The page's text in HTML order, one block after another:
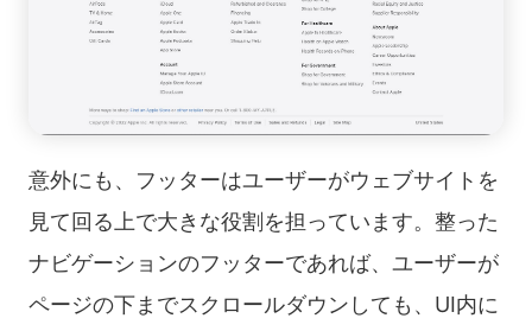
意外にも、フッターはユーザーがウェブサイトを
見て回る上で大きな役割を担っています。整った
ナビゲーションのフッターであれば、ユーザーが
ページの下までスクロールダウンしても、UI内に